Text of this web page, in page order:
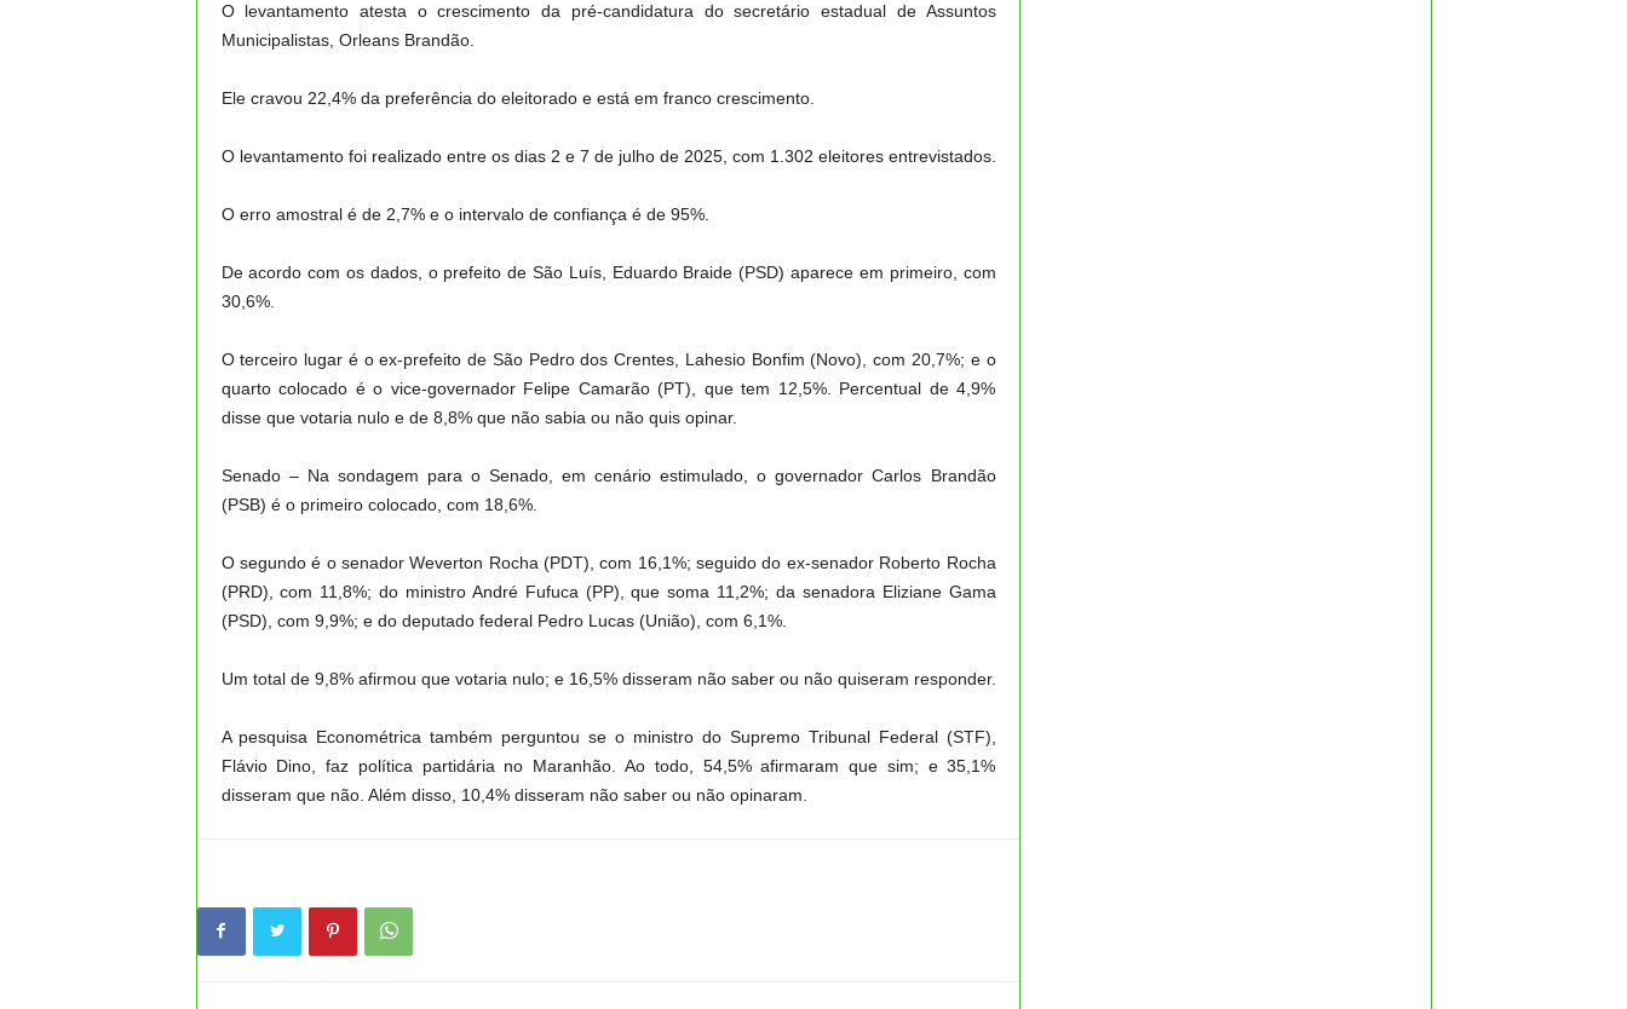
O levantamento atesta o crescimento da pré-candidatura do secretário estadual de Assuntos
Municipalistas, Orleans Brandão.
Ele cravou 22,4% da preferência do eleitorado e está em franco crescimento.
O levantamento foi realizado entre os dias 2 e 7 de julho de 2025, com 1.302 eleitores entrevistados.
O erro amostral é de 2,7% e o intervalo de confiança é de 95%.
De acordo com os dados, o prefeito de São Luís, Eduardo Braide (PSD) aparece em primeiro, com
30,6%.
O terceiro lugar é o ex-prefeito de São Pedro dos Crentes, Lahesio Bonfim (Novo), com 20,7%; e o
quarto colocado é o vice-governador Felipe Camarão (PT), que tem 12,5%. Percentual de 4,9%
disse que votaria nulo e de 8,8% que não sabia ou não quis opinar.
Senado – Na sondagem para o Senado, em cenário estimulado, o governador Carlos Brandão
(PSB) é o primeiro colocado, com 18,6%.
O segundo é o senador Weverton Rocha (PDT), com 16,1%; seguido do ex-senador Roberto Rocha
(PRD), com 11,8%; do ministro André Fufuca (PP), que soma 11,2%; da senadora Eliziane Gama
(PSD), com 9,9%; e do deputado federal Pedro Lucas (União), com 6,1%.
Um total de 9,8% afirmou que votaria nulo; e 16,5% disseram não saber ou não quiseram responder.
A pesquisa Econométrica também perguntou se o ministro do Supremo Tribunal Federal (STF),
Flávio Dino, faz política partidária no Maranhão. Ao todo, 54,5% afirmaram que sim; e 35,1%
disseram que não. Além disso, 10,4% disseram não saber ou não opinaram.